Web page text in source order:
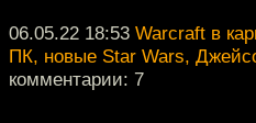
06.05.22 18:53 Warcraft в
ПК, новые Star Wars,
комментарии: 7